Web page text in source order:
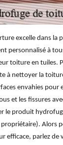
excelle dans
personnalisé à
toiture en tuiles.
à nettoyer la
envahies pour
et les fissures
le produit
propriétaire). Alors
efficace, parlez de